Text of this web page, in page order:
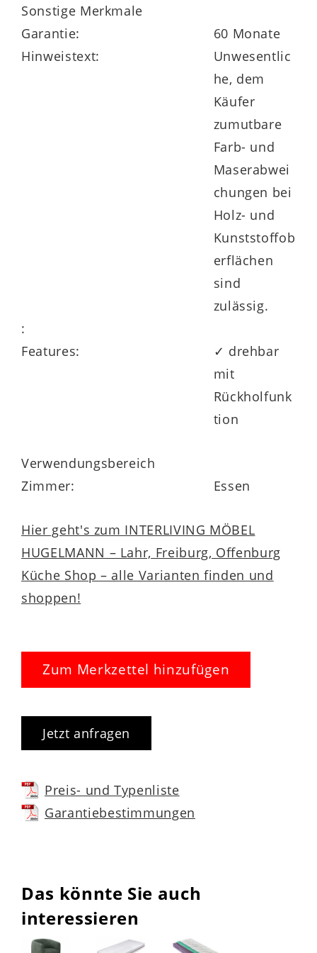
Sonstige Merkmale
Garantie:
60 Monate
Hinweistext:
Unwesentlic
he, dem
Käufer
zumutbare
Farb- und
Maserabwei
chungen bei
Holz- und
Kunststoffob
erflächen
sind
zulässig.
:
Features:
✓ drehbar
mit
Rückholfunk
tion
Verwendungsbereich
Zimmer:
Essen
Hier geht's zum INTERLIVING MÖBEL
HUGELMANN – Lahr, Freiburg, Offenburg
Küche Shop – alle Varianten finden und
shoppen!
Zum Merkzettel hinzufügen
Jetzt anfragen
Preis- und Typenliste
Garantiebestimmungen
Das könnte Sie auch
interessieren